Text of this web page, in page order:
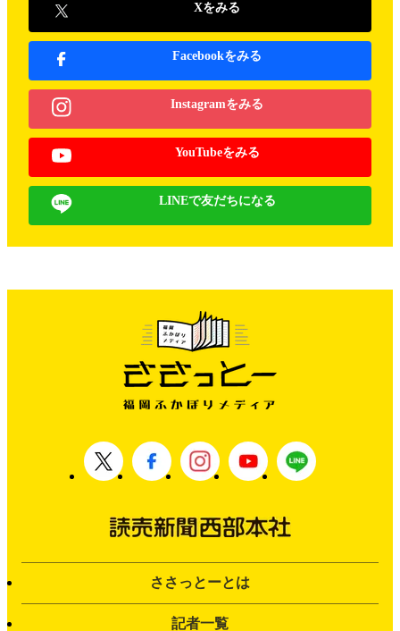
Xをみる
Facebookをみる
Instagramをみる
YouTubeをみる
LINEで友だちになる
ささっとーとは
記者一覧